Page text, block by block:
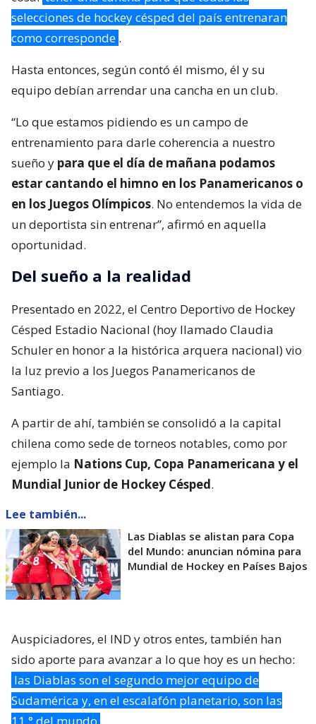
selecciones de hockey césped del país entrenaran
como corresponde .
Hasta entonces, según contó él mismo, él y su
equipo debían arrendar una cancha en un club.
“Lo que estamos pidiendo es un campo de
entrenamiento para darle coherencia a nuestro
sueño y para que el día de mañana podamos
estar cantando el himno en los Panamericanos o
en los Juegos Olímpicos. No entendemos la vida de
un deportista sin entrenar”, afirmó en aquella
oportunidad.
Del sueño a la realidad
Presentado en 2022, el Centro Deportivo de Hockey
Césped Estadio Nacional (hoy llamado Claudia
Schuler en honor a la histórica arquera nacional) vio
la luz previo a los Juegos Panamericanos de
Santiago.
A partir de ahí, también se consolidó a la capital
chilena como sede de torneos notables, como por
ejemplo la Nations Cup, Copa Panamericana y el
Mundial Junior de Hockey Césped.
Lee también...
Las Diablas se alistan para Copa
del Mundo: anuncian nómina para
Mundial de Hockey en Países Bajos
Auspiciadores, el IND y otros entes, también han
sido aporte para avanzar a lo que hoy es un hecho:
las Diablas son el segundo mejor equipo de
Sudamérica y, en el escalafón planetario, son las